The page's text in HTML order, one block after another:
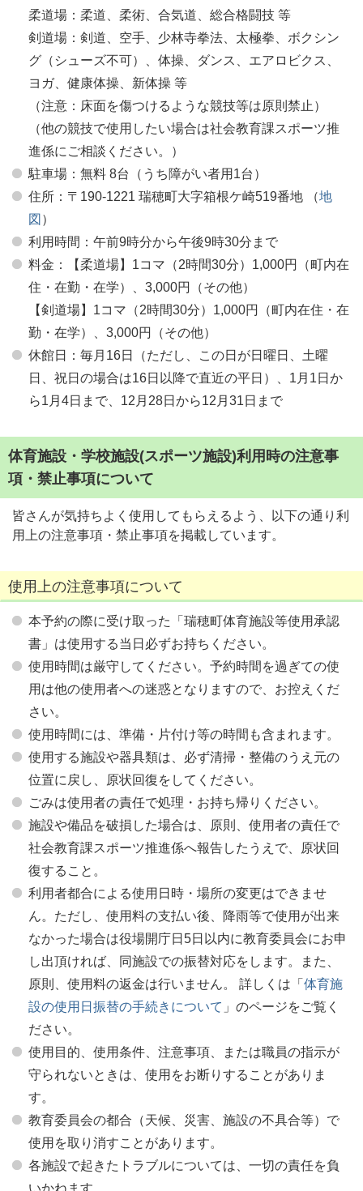
柔道場：柔道、柔術、合気道、総合格闘技 等
剣道場：剣道、空手、少林寺拳法、太極拳、ボクシン
グ（シューズ不可）、体操、ダンス、エアロビクス、
ヨガ、健康体操、新体操 等
（注意：床面を傷つけるような競技等は原則禁止）
（他の競技で使用したい場合は社会教育課スポーツ推
進係にご相談ください。）
駐車場：無料 8台（うち障がい者用1台）
住所：〒190-1221 瑞穂町大字箱根ケ崎519番地 （地
図 ）
利用時間：午前9時分から午後9時30分まで
料金：【柔道場】1コマ（2時間30分）1,000円（町内在
住・在勤・在学）、3,000円（その他）
【剣道場】1コマ（2時間30分）1,000円（町内在住・在
勤・在学）、3,000円（その他）
休館日：毎月16日（ただし、この日が日曜日、土曜
日、祝日の場合は16日以降で直近の平日）、1月1日か
ら1月4日まで、12月28日から12月31日まで
体育施設・学校施設(スポーツ施設)利用時の注意事
項・禁止事項について
皆さんが気持ちよく使用してもらえるよう、以下の通り利
用上の注意事項・禁止事項を掲載しています。
使用上の注意事項について
本予約の際に受け取った「瑞穂町体育施設等使用承認
書」は使用する当日必ずお持ちください。
使用時間は厳守してください。予約時間を過ぎての使
用は他の使用者への迷惑となりますので、お控えくだ
さい。
使用時間には、準備・片付け等の時間も含まれます。
使用する施設や器具類は、必ず清掃・整備のうえ元の
位置に戻し、原状回復をしてください。
ごみは使用者の責任で処理・お持ち帰りください。
施設や備品を破損した場合は、原則、使用者の責任で
社会教育課スポーツ推進係へ報告したうえで、原状回
復すること。
利用者都合による使用日時・場所の変更はできませ
ん。ただし、使用料の支払い後、降雨等で使用が出来
なかった場合は役場開庁日5日以内に教育委員会にお申
し出頂ければ、同施設での振替対応をします。また、
原則、使用料の返金は行いません。 詳しくは「 体育施
設の使用日振替の手続きについて 」のページをご覧く
ださい。
使用目的、使用条件、注意事項、または職員の指示が
守られないときは、使用をお断りすることがありま
す。
教育委員会の都合（天候、災害、施設の不具合等）で
使用を取り消すことがあります。
各施設で起きたトラブルについては、一切の責任を負
いかねます。